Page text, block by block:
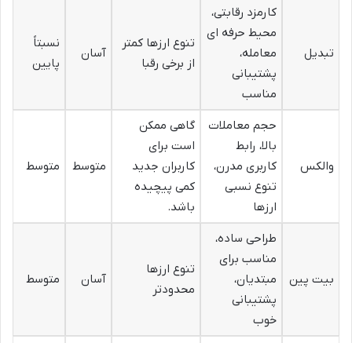
تبدیل
کارمزد رقابتی،
محیط حرفه ای
معامله،
پشتیبانی
مناسب
تنوع ارزها کمتر
از برخی رقبا
آسان
نسبتاً
پایین
والکس
حجم معاملات
بالا، رابط
کاربری مدرن،
تنوع نسبی
ارزها
گاهی ممکن
است برای
کاربران جدید
کمی پیچیده
باشد.
متوسط متوسط
بیت پین
طراحی ساده،
مناسب برای
مبتدیان،
پشتیبانی
خوب
تنوع ارزها
محدودتر
آسان متوسط